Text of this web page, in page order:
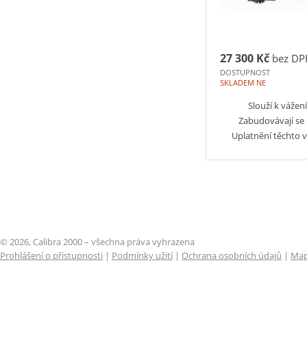
27 300 Kč bez
DOSTUPNOST
SKLADEM NE
Slouží k
Zabudovávají
Uplatnění těchto
© 2026, Calibra 2000 – všechna práva vyhrazena
Prohlášení o přístupnosti | Podmínky užití| Ochrana osobních údajů |